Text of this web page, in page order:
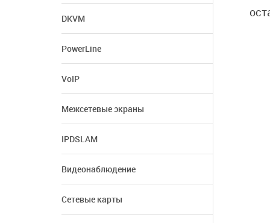
DKVM
PowerLine
VoIP
Межсетевые экраны
IPDSLAM
Видеонаблюдение
Сетевые карты